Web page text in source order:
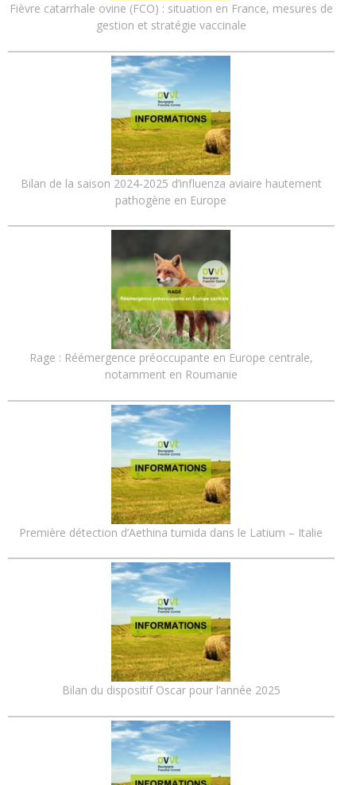
Fièvre catarrhale ovine (FCO) : situation en France, mesures de
gestion et stratégie vaccinale
Bilan de la saison 2024-2025 d’influenza aviaire hautement
pathogène en Europe
Rage : Réémergence préoccupante en Europe centrale,
notamment en Roumanie
Première détection d’Aethina tumida dans le Latium – Italie
Bilan du dispositif Oscar pour l’année 2025